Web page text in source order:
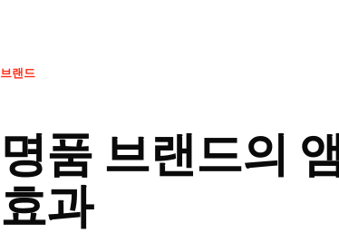
브랜드
명품 브랜드의
효과